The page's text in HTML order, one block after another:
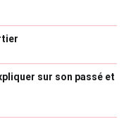
sur son passé et